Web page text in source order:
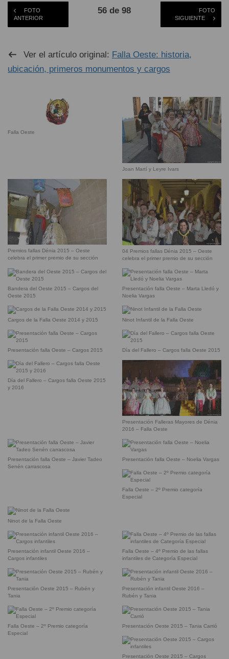
FOTO
ANTERIOR
56 de 98
FOTO
SIGUIENTE
Ver el artículo original: Falla Oeste: historia,
ubicación, primeros monumentos y cargos
Falla Oeste
Joan Martí y Leyre Ivars
Premios fallas Dénia 2015 – Oeste
celebra el primer premio de su sección
04 Premios fallas Dénia 2015 – Oeste
celebra el primer premio de su sección
Bandera del Oeste 2015 – Cargos del
Oeste 2015
Presentación falla Oeste – Marta Lledó y
Noelia Vargas
Cargos de la Falla Oeste 2014 y 2015 Ninot Infantil de la Falla Oeste
Presentación falla Oeste – Cargos 2015 Día del Fallero – Cargos falla Oeste 2015
Día del Fallero – Cargos falla Oeste 2015
y 2016
Presentación Falleras Mayores de Dénia
2016 – Falla Oeste
Presentación falla Oeste – Javier Tadeo
Senén carrascosa
Presentación falla Oeste – Noelia Vargas
Falla Oeste – 2º Premio categoría
Especial
Ninot de la Falla Oeste
Presentación infantil Oeste 2016 –
Cargos infantiles
Falla Oeste – 4º Premio de las fallas
infantiles de Categoría Especial
Presentación Oeste 2015 – Rubén y
Tania
Presentación infantil Oeste 2016 –
Rubén y Tania
Falla Oeste – 2º Premio categoría
Especial
Presentación Oeste 2015 – Tania Carrió
Presentación Oeste 2015 – Cargos